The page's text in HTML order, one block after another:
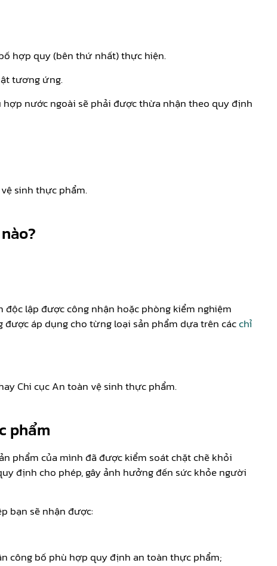
hợp quy (bên thứ nhất) thực hiện.
tương ứng.
nước ngoài sẽ phải được thừa nhận theo quy định
sinh thực phẩm.
lập được công nhận hoặc phòng kiểm nghiệm
áp dụng cho từng loại sản phẩm dựa trên cácchỉ
Chi cục An toàn vệ sinh thực phẩm.
phẩm
phẩm của mình đã được kiểm soát chặt chẽ khỏi
định cho phép, gây ảnh hưởng đến sức khỏe người
bạn sẽ nhận được:
công bố phù hợp quy định an toàn thực phẩm;